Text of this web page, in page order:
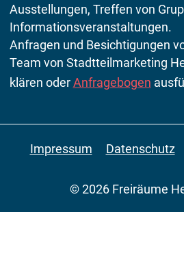
Ausstellungen, Treffen von
Informationsveranstaltungen.
Anfragen und Besichtigungen
Team von Stadtteilmarketing
klären oderAnfragebogen
© 2026 Freiräume
Impressum Datenschutz